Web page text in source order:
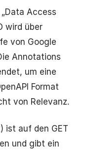
Access
wird über
von Google
Annotations
um eine
Format
von Relevanz.
ist auf den GET
und gibt ein